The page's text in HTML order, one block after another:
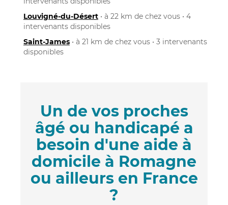
Louvigné-du-Désert • à 22 km de chez vous • 4
intervenants disponibles
Saint-James • à 21 km de chez vous • 3 intervenants
disponibles
Un de vos proches
âgé ou handicapé a
besoin d'une aide à
domicile à Romagne
ou ailleurs en France
?